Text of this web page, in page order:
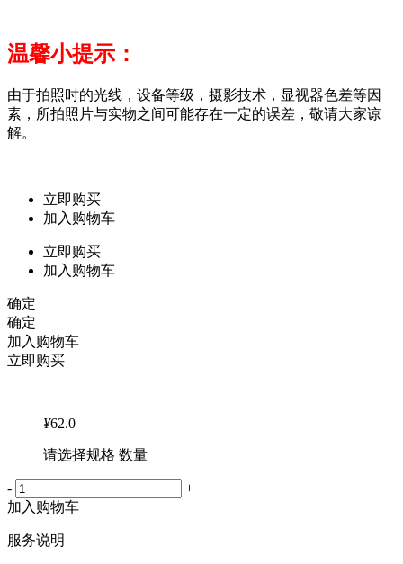
温馨小提示：
由于拍照时的光线，设备等级，摄影技术，显视器色差等因
素，所拍照片与实物之间可能存在一定的误差，敬请大家谅
解。
立即购买
加入购物车
立即购买
加入购物车
确定
确定
加入购物车
立即购买
¥62.0
请选择规格 数量
-
+
加入购物车
服务说明